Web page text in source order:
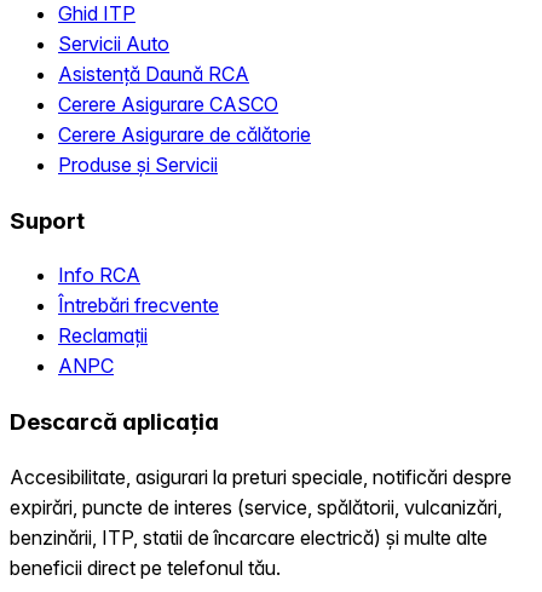
Ghid ITP
Servicii Auto
Asistență Daună RCA
Cerere Asigurare CASCO
Cerere Asigurare de călătorie
Produse și Servicii
Suport
Info RCA
Întrebări frecvente
Reclamații
ANPC
Descarcă aplicația
Accesibilitate, asigurari la preturi speciale, notificări despre
expirări, puncte de interes (service, spălătorii, vulcanizări,
benzinării, ITP, statii de încarcare electrică) și multe alte
beneficii direct pe telefonul tău.